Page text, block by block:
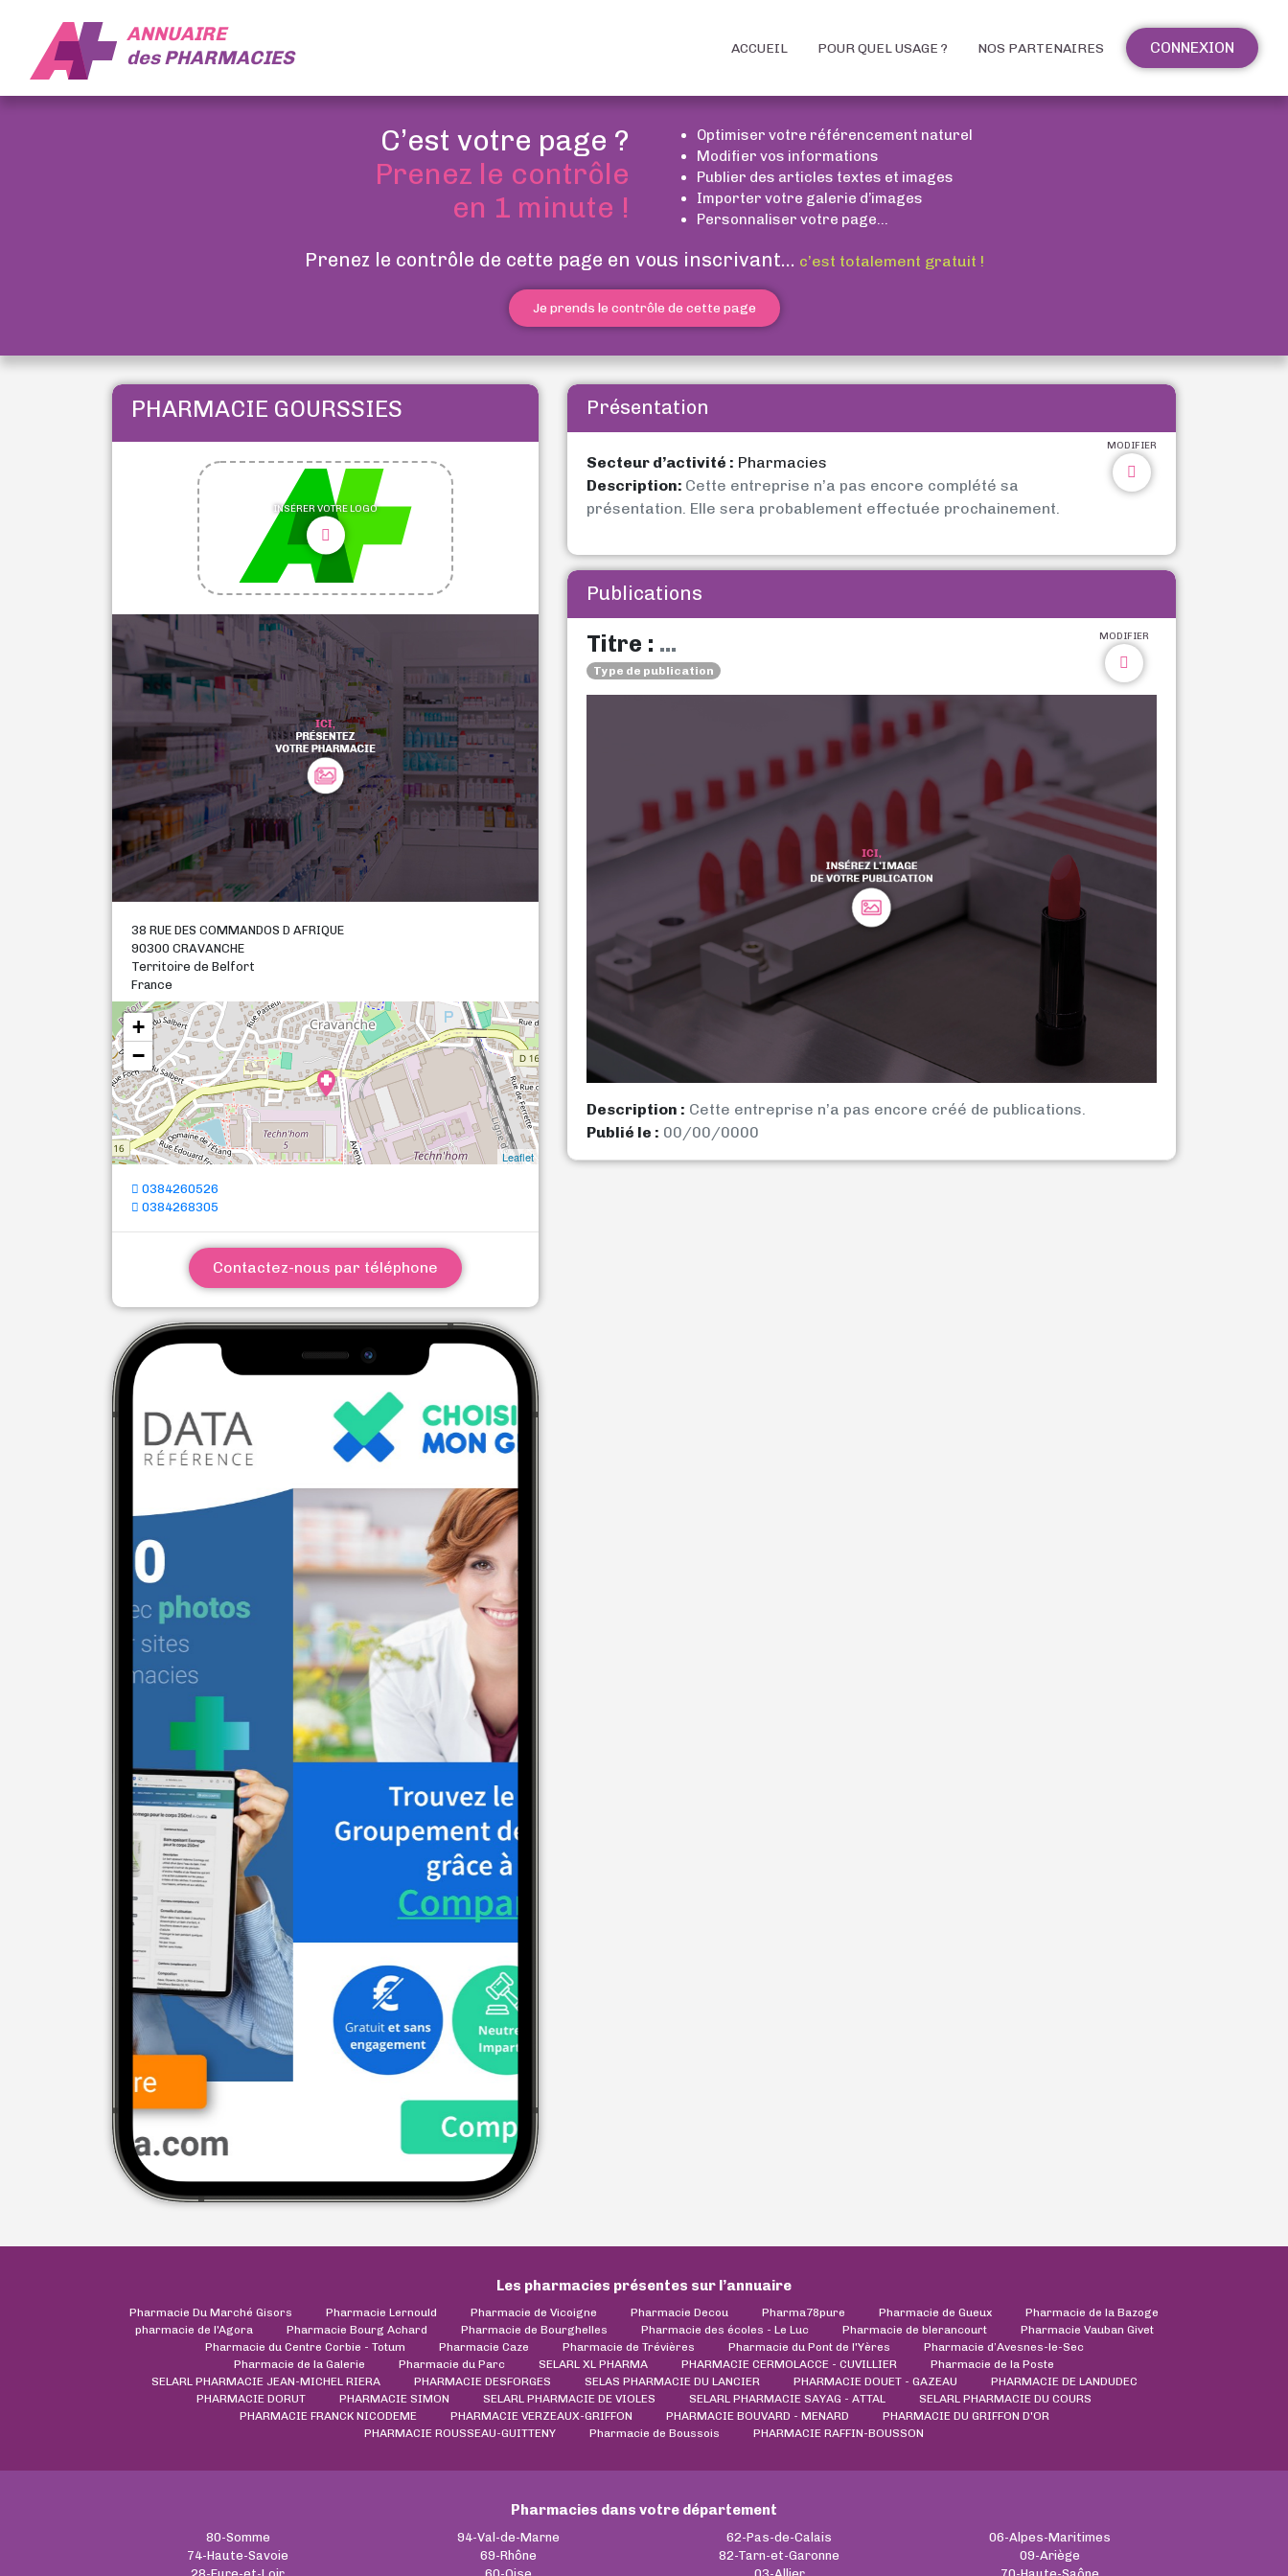
ANNUAIRE
desPHARMACIES ACCUEIL POUR QUEL USAGE ? NOS PARTENAIRES CONNEXION
C’est votre page ?
Prenez le contrôle
en 1 minute !
Optimiser votre référencement naturel
Modifier vos informations
Publier des articles textes et images
Importer votre galerie d’images
Personnaliser votre page...
Prenez le contrôle de cette page en vous inscrivant... c’est totalement gratuit !
Je prends le contrôle de cette page
PHARMACIE GOURSSIES
INSÉRER VOTRE LOGO
38 RUE DES COMMANDOS D AFRIQUE
90300 CRAVANCHE
Territoire de Belfort
France
+
−
Leaflet
0384260526
0384268305
Contactez-nous par téléphone
Présentation
MODIFIER
Secteur d’activité : Pharmacies
Description: Cette entreprise n’a pas encore complété sa
présentation. Elle sera probablement effectuée prochainement.
Publications
MODIFIER
Titre : ...
Type de publication
Description : Cette entreprise n’a pas encore créé de publications.
Publié le : 00/00/0000
Les pharmacies présentes sur l’annuaire
Pharmacie Du Marché Gisors Pharmacie Lernould Pharmacie de Vicoigne Pharmacie Decou Pharma78pure Pharmacie de Gueux
Pharmacie de la Bazoge
pharmacie de l'Agora
Pharmacie Bourg Achard Pharmacie de Bourghelles Pharmacie des écoles - Le Luc Pharmacie de blerancourt
Pharmacie Vauban Givet
Pharmacie du Centre Corbie - Totum
Pharmacie Caze Pharmacie de Trévières Pharmacie du Pont de l'Yères
Pharmacie d’Avesnes-le-Sec
Pharmacie de la Galerie
Pharmacie du Parc SELARL XL PHARMA PHARMACIE CERMOLACCE - CUVILLIER
Pharmacie de la Poste
SELARL PHARMACIE JEAN-MICHEL RIERA
PHARMACIE DESFORGES SELAS PHARMACIE DU LANCIER PHARMACIE DOUET - GAZEAU
PHARMACIE DE LANDUDEC
PHARMACIE DORUT
PHARMACIE SIMON SELARL PHARMACIE DE VIOLES SELARL PHARMACIE SAYAG - ATTAL
SELARL PHARMACIE DU COURS
PHARMACIE FRANCK NICODEME
PHARMACIE VERZEAUX-GRIFFON PHARMACIE BOUVARD - MENARD
PHARMACIE DU GRIFFON D'OR
PHARMACIE ROUSSEAU-GUITTENY
Pharmacie de Boussois PHARMACIE RAFFIN-BOUSSON
Pharmacies dans votre département
80-Somme
74-Haute-Savoie
94-Val-de-Marne
69-Rhône
62-Pas-de-Calais
82-Tarn-et-Garonne
06-Alpes-Maritimes
09-Ariège